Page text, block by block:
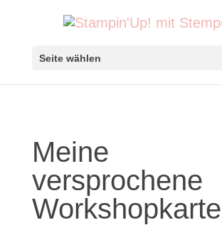
Seite wählen
Meine
versprochene